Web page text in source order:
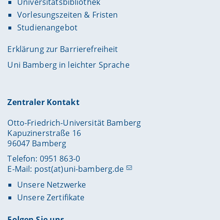
Vorlesungszeiten & Fristen
Studienangebot
Erklärung zur Barrierefreiheit
Uni Bamberg in leichter Sprache
Zentraler Kontakt
Otto-Friedrich-Universität Bamberg
Kapuzinerstraße 16
96047 Bamberg
Telefon: 0951 863-0
E-Mail: post(at)uni-bamberg.de
Unsere Netzwerke
Unsere Zertifikate